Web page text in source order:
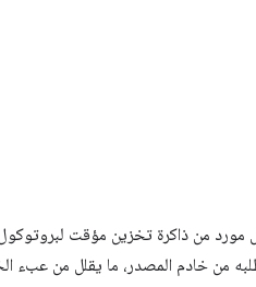
من خادم المصدر، ما يقلل من عبء